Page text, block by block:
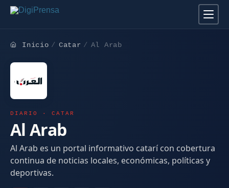
Inicio Catar Al Arab
DIARIO · CATAR
Al Arab
Al Arab es un portal informativo catarí con cobertura
continua de noticias locales, económicas, políticas y
deportivas.